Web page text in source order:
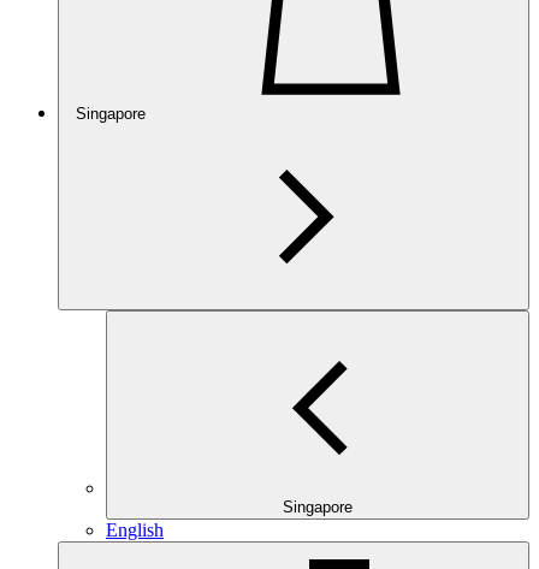
Singapore
Singapore
English